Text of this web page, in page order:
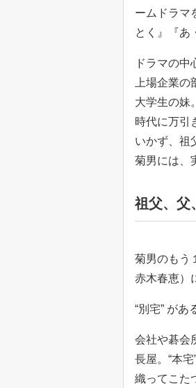
ームドラマ
とく』『あ
ドラマの中
上場企業
大学生の妹
時代に万引
いかず、祖
菊男には、
祖父、父
菊男のもう
赤木春恵）
“別宅” があ
会社や碁会
長屋。“本
織ってこた